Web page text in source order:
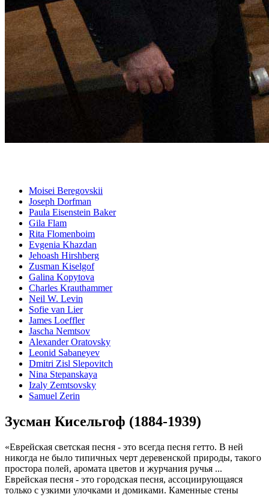
Moisei Beregovskii
Joseph Dorfman
Paula Eisenstein Baker
Gila Flam
Rita Flomenboim
Evgenia Khazdan
Jehoash Hirshberg
Zusman Kiselgof
Galina Kopytova
Charles Krauthammer
Neil W. Levin
Sofie van Lier
James Loeffler
Jascha Nemtsov
Alexander Oratovsky
Leonid Sabaneyev
Dmitri Zisl Slepovitch
Nina Stepanskaya
Izaly Zemtsovsky
Samuel Zerin
Зусман Кисельгоф (1884-1939)
«Еврейская светская песня - это всегда песня гетто. В ней
никогда не было типичных черт деревенской природы, такого
простора полей, аромата цветов и журчания ручья ...
Еврейская песня - это городская песня, ассоциирующаяся
только с узкими улочками и домиками. Каменные стены